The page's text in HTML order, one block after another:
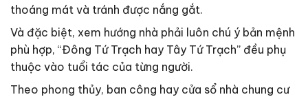
thoáng mát và tránh được nắng gắt.
Và đặc biệt, xem hướng nhà phải luôn chú ý bản mệnh
phù hợp, “Đông Tứ Trạch hay Tây Tứ Trạch” đều phụ
thuộc vào tuổi tác của từng người.
Theo phong thủy, ban công hay cửa sổ nhà chung cư